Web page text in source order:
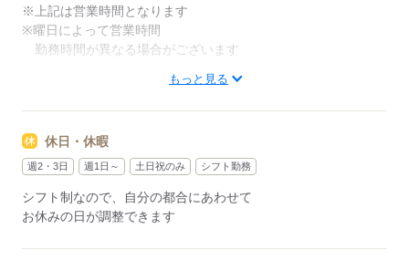
※上記は営業時間となります
※曜日によって営業時間
勤務時間が異なる場合がございます
応募する
もっと見る
休日・休暇
週2・3日 週1日～ 土日祝のみ シフト勤務
シフト制なので、自分の都合にあわせて
お休みの日が調整できます